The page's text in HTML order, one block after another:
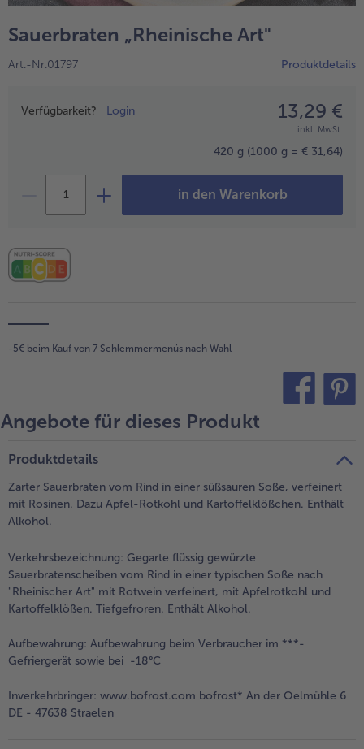
alle Küchenutensilien
alle bofrost*free
alle bofrost*plus.
Pflanzliche Alternativprodukte
- 5 € beim Kauf von 7 Schlemmermenüs nach Wahl
Sauerbraten „Rheinische Art"
Art.-Nr.01797 Produktdetails
Preisangabe
Verfügbarkeit? Login 13,29 €
inkl. MwSt.
420 g (1000 g = € 31,64)
in den Warenkorb
-5€ beim Kauf von 7 Schlemmermenüs nach Wahl
Angebote für dieses Produkt
Produktdetails
Zarter Sauerbraten vom Rind in einer süßsauren Soße, verfeinert
mit Rosinen. Dazu Apfel-Rotkohl und Kartoffelklößchen. Enthält
Alkohol.
Verkehrsbezeichnung: Gegarte flüssig gewürzte
Sauerbratenscheiben vom Rind in einer typischen Soße nach
"Rheinischer Art" mit Rotwein verfeinert, mit Apfelrotkohl und
Kartoffelklößen. Tiefgefroren. Enthält Alkohol.
Aufbewahrung: Aufbewahrung beim Verbraucher im ***-
Gefriergerät sowie bei -18°C
Inverkehrbringer: www.bofrost.com bofrost* An der Oelmühle 6
DE - 47638 Straelen